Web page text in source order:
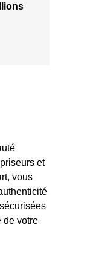
et
vous
de votre